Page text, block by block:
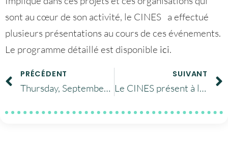
sont au cœur de son activité, le CINES a effectué
plusieurs présentations au cours de ces événements.
Le programme détaillé est disponible ici.
PRÉCÉDENT
Thursday, September 4: The Geosud office meeting at CINES
SUIVANT
Le CINES présent à l’université d’été du GFII, le 12 septembre à la médiathèque Emile Zola de Montpellier